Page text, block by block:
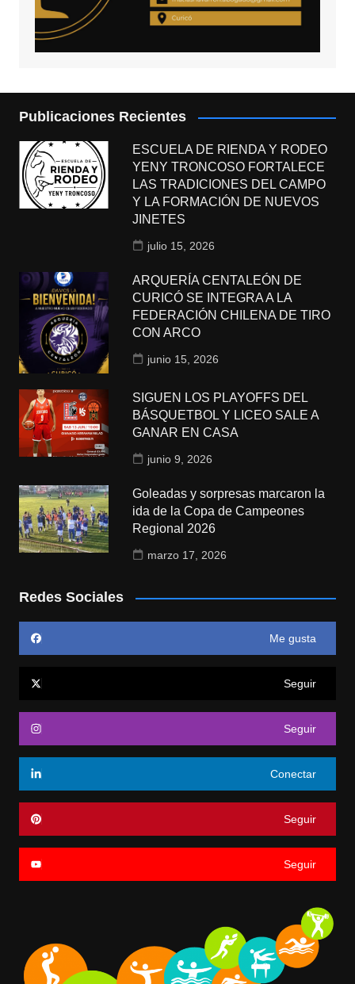
Publicaciones Recientes
ESCUELA DE RIENDA Y RODEO
YENY TRONCOSO FORTALECE
LAS TRADICIONES DEL CAMPO
Y LA FORMACIÓN DE NUEVOS
JINETES
julio 15, 2026
ARQUERÍA CENTALEÓN DE
CURICÓ SE INTEGRA A LA
FEDERACIÓN CHILENA DE TIRO
CON ARCO
junio 15, 2026
SIGUEN LOS PLAYOFFS DEL
BÁSQUETBOL Y LICEO SALE A
GANAR EN CASA
junio 9, 2026
Goleadas y sorpresas marcaron la
ida de la Copa de Campeones
Regional 2026
marzo 17, 2026
Redes Sociales
Me gusta
Seguir
Seguir
Conectar
Seguir
Seguir